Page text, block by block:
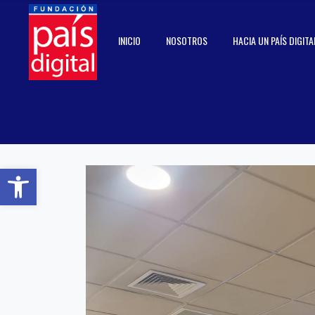
Abrir barra de herramientas
INICIO NOSOTROS HACIA UN PAÍS